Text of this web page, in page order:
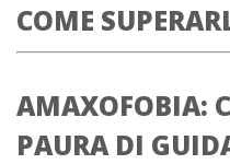
COME
AMAXOFOBIA:
PAURA DI